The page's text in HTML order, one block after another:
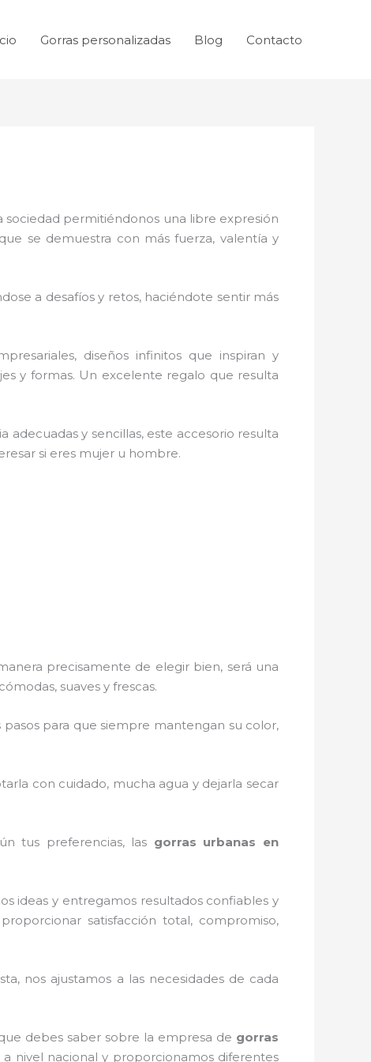
Gorras personalizadas Blog Contacto
permitiéndonos una libre expresión
se demuestra con más fuerza, valentía y
a desafíos y retos, haciéndote sentir más
diseños infinitos que inspiran y
y formas. Un excelente regalo que resulta
adecuadas y sencillas, este accesorio resulta
si eres mujer u hombre.
precisamente de elegir bien, será una
suaves y frescas.
para que siempre mantengan su color,
con cuidado, mucha agua y dejarla secar
tus preferencias, las gorras urbanas en
ideas y entregamos resultados confiables y
satisfacción total, compromiso,
nos ajustamos a las necesidades de cada
debes saber sobre la empresa de gorras
nivel nacional y proporcionamos diferentes